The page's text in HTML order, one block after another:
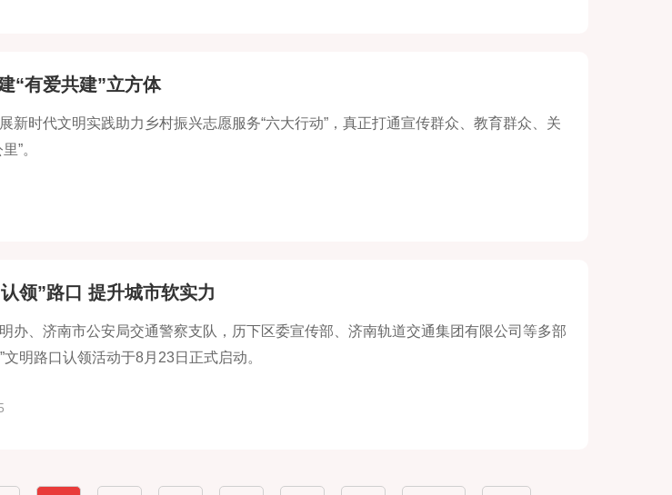
“有爱共建”立方体
新时代文明实践助力乡村振兴志愿服务“六大行动”，真正打通宣传群众、教育群众、关
”。
领”路口 提升城市软实力
办、济南市公安局交通警察支队，历下区委宣传部、济南轨道交通集团有限公司等多部
文明路口认领活动于8月23日正式启动。